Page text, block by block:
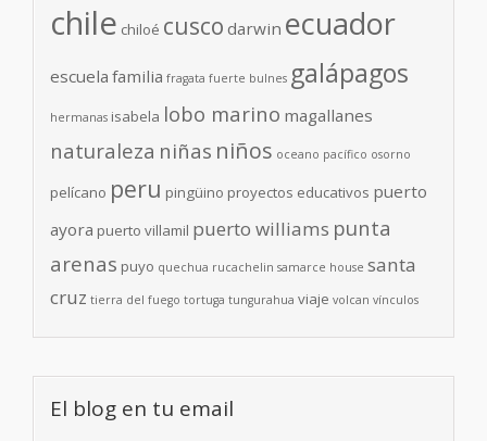
chile chiloé cusco darwin ecuador
escuela familia fragata fuerte bulnes galápagos
hermanas isabela lobo marino magallanes
naturaleza niñas niños oceano pacífico osorno
pelícano peru pingüino proyectos educativos puerto
ayora puerto villamil puerto williams punta
arenas puyo quechua rucachelin samarce house santa
cruz tierra del fuego tortuga tungurahua viaje volcan vínculos
El blog en tu email